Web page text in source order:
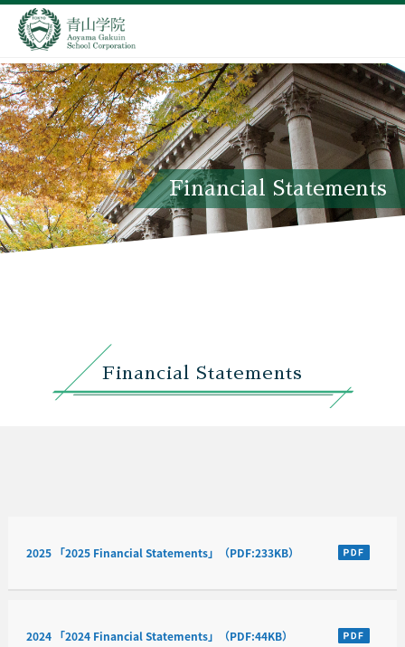
Financial Statements
Financial Statements
2025 「2025 Financial Statements」（PDF:233KB）
2024 「2024 Financial Statements」（PDF:44KB）